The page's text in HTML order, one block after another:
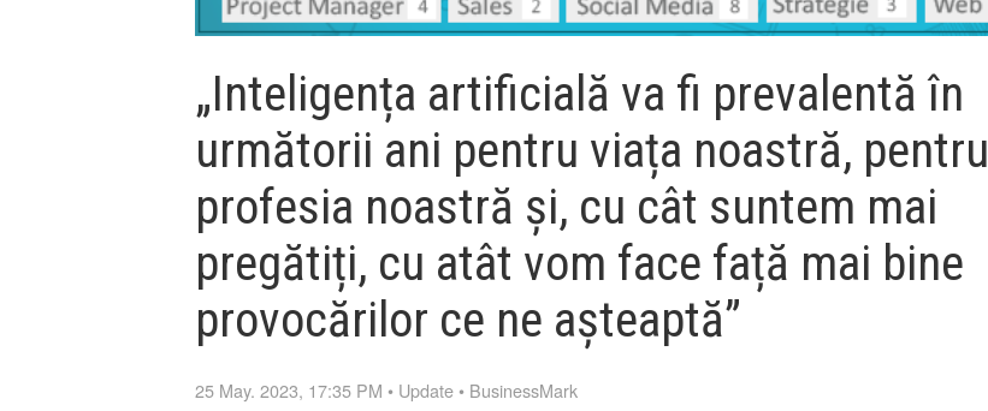
„Inteligența artificială va fi prevalentă în
următorii ani pentru viața noastră, pentru
profesia noastră și, cu cât suntem mai
pregătiți, cu atât vom face față mai bine
provocărilor ce ne așteaptă”
25 May. 2023, 17:35 PM • Update • BusinessMark